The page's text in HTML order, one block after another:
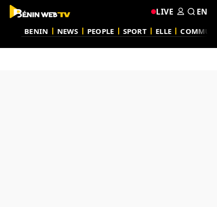
BENIN NEWS PEOPLE SPORT ELLE
LIVE EN